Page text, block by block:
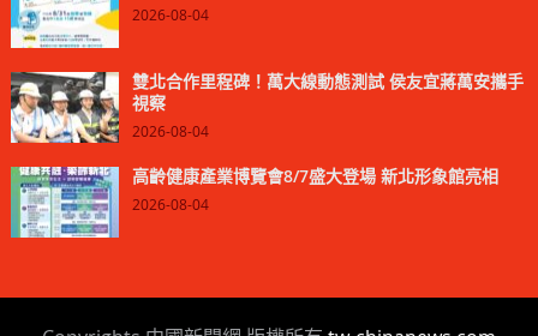
2026-08-04
雙北合作里程碑！萬大線動態測試 侯友宜蔣萬安攜手
視察
2026-08-04
高齡健康產業博覽會8/7盛大登場 新北形象館亮相
2026-08-04